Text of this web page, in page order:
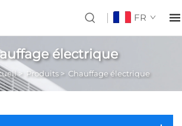
FR
électrique
> Produits> Chauffage électrique